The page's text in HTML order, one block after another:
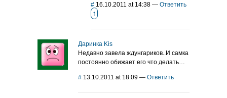
# 16.10.2011 at 14:38 — Ответить
↑
Даринка Kis
Недавно завела ждунгариков..И самка
постоянно обижает его что делать…
# 13.10.2011 at 18:09 — Ответить